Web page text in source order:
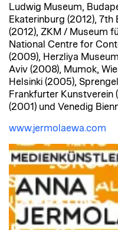
Ludwig Museum,
Ekaterinburg (2012), 7th
(2012), ZKM / Museum
National Centre for
(2009), Herzliya
Aviv (2008), Mumok,
Helsinki (2005),
Frankfurter Kunstverein
(2001) und Venedig
www.jermolaewa.com